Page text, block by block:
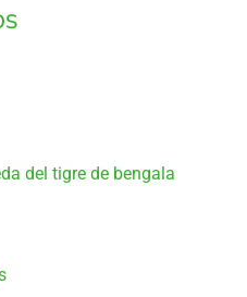
del tigre de bengala